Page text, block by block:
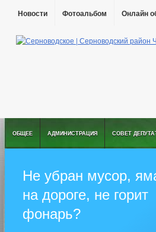
Новости Фотоальбом Онлайн
ОБЩЕЕ АДМИНИСТРАЦИЯ СОВЕТ
Не убран мусор,
на дороге, не горит
фонарь?